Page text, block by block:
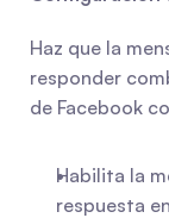
Haz que la
responder
de Facebook
Habilita la
respuesta